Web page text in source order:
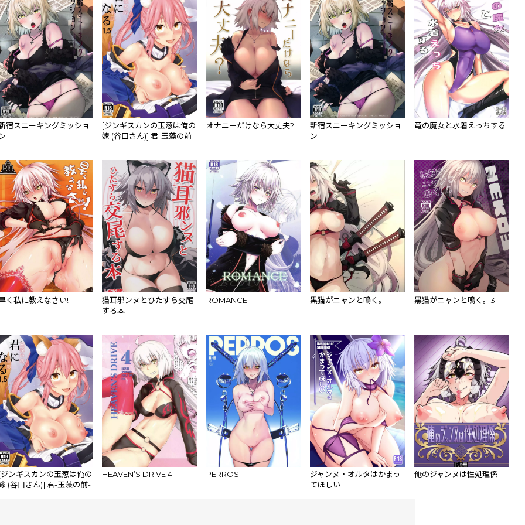
宿スニーキングミッショ
[ジンギスカンの玉葱は俺の
嫁 (谷口さん)] 君-玉藻の前-
オナニーだけなら大丈夫?
新宿スニーキングミッショ
ン
竜の魔女と水着えっちする
く私に教えなさい!
猫耳邪ンヌとひたすら交尾
する本
ROMANCE 黒猫がニャンと鳴く。 黒猫がニャンと鳴く。3
ンギスカンの玉葱は俺の
(谷口さん)] 君-玉藻の前-
HEAVEN’S DRIVE 4 PERROS
ジャンヌ・オルタはかまっ
てほしい
俺のジャンヌは性処理係